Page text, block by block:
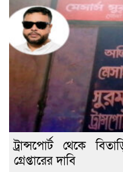
ট্রান্সপোর্ট থেকে
গ্রেপ্তারের দাবি